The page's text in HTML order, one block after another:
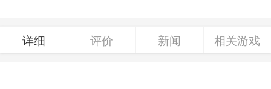
详细 评价 新闻 相关游戏